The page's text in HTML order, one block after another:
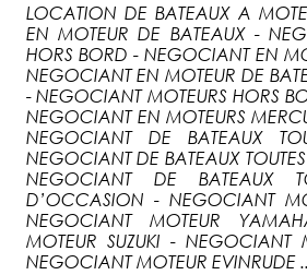
LOCATION DE BATEAUX A
EN MOTEUR DE BATEAUX -
HORS BORD - NEGOCIANT EN
NEGOCIANT EN MOTEUR DE
- NEGOCIANT MOTEURS HORS
NEGOCIANT EN MOTEURS
NEGOCIANT DE BATEAUX
NEGOCIANT DE BATEAUX
NEGOCIANT DE BATEAUX
D’OCCASION - NEGOCIANT
NEGOCIANT MOTEUR
MOTEUR SUZUKI - NEGOCIANT
NEGOCIANT MOTEUR EVINRUDE